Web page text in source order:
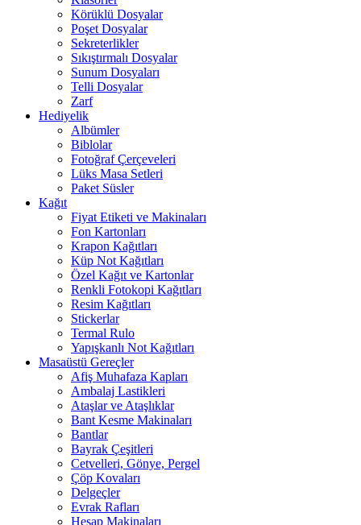
Körüklü Dosyalar
Poşet Dosyalar
Sekreterlikler
Sıkıştırmalı Dosyalar
Sunum Dosyaları
Telli Dosyalar
Zarf
Hediyelik
Albümler
Biblolar
Fotoğraf Çerçeveleri
Lüks Masa Setleri
Paket Süsler
Kağıt
Fiyat Etiketi ve Makinaları
Fon Kartonları
Krapon Kağıtları
Küp Not Kağıtları
Özel Kağıt ve Kartonlar
Renkli Fotokopi Kağıtları
Resim Kağıtları
Stickerlar
Termal Rulo
Yapışkanlı Not Kağıtları
Masaüstü Gereçler
Afiş Muhafaza Kapları
Ambalaj Lastikleri
Ataşlar ve Ataşlıklar
Bant Kesme Makinaları
Bantlar
Bayrak Çeşitleri
Cetvelleri, Gönye, Pergel
Çöp Kovaları
Delgeçler
Evrak Rafları
Hesap Makinaları